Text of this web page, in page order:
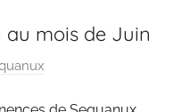
au mois de Juin